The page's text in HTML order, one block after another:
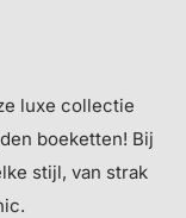
luxe collectie
boeketten! Bij
stijl, van strak